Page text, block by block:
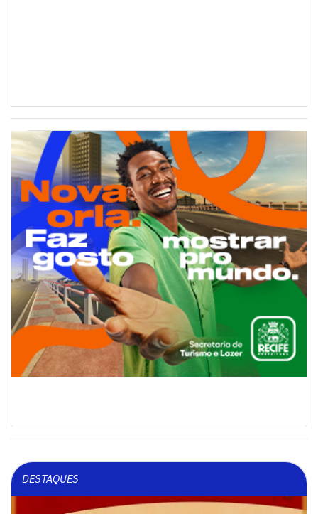
DESTAQUES